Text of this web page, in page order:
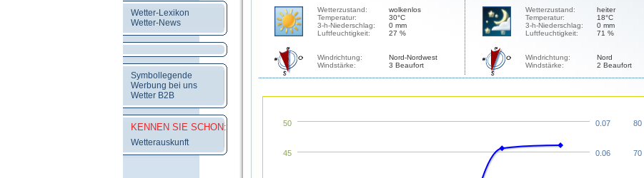
Wetter-Lexikon
Wetter-News
Symbollegende
Werbung bei uns
Wetter B2B
KENNEN SIE SCHON:
Wetterauskunft
Wetterzustand:
Temperatur:
3-h-Niederschlag:
Luftfeuchtigkeit:
wolkenlos
30°C
0 mm
27 %
Windrichtung:
Windstärke:
Nord-Nordwest
3 Beaufort
Wetterzustand:
Temperatur:
3-h-Niederschlag:
Luftfeuchtigkeit:
heiter
18°C
0 mm
71 %
Windrichtung:
Windstärke:
Nord
2 Beaufort
45
50
0.06
0.07
70
80